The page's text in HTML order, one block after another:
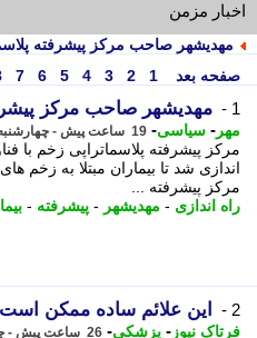
اخبار مزمن
مهدیشهر صاحب مرکز پیشرفته
صفحه بعد
1
2
3
4
5
6
7
1 - مهدیشهر صاحب مرکز
مهر - سیاسی- 19 ساعت پیش - چهارشنبه 14 مرداد 1405، 14:40
اندازی شد تا بیماران مبتلا به زخم
مرکز پیشرفته ...
راه اندازی - مهدیشهر - پیشرفته -
2 - این علائم ساده ممکن
فرتاک نیوز - پزشکی- 26 ساعت پیش - چهارشنبه 14 مرداد 1405، 07:57